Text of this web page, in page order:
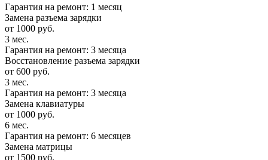
Гарантия на ремонт: 1 месяц
Замена разъема зарядки
от 1000 руб.
3 мес.
Гарантия на ремонт: 3 месяца
Восстановление разъема зарядки
от 600 руб.
3 мес.
Гарантия на ремонт: 3 месяца
Замена клавиатуры
от 1000 руб.
6 мес.
Гарантия на ремонт: 6 месяцев
Замена матрицы
от 1500 руб.